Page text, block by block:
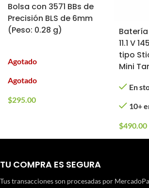
Bolsa con 3571 BBs de
Precisión BLS de 6mm
(Peso: 0.28 g)
Agotado
Agotado
$295.00
Batería
11.1 V
tipo
Mini
En
10+
$490.00
TU COMPRA ES SEGURA
Tus transacciones son procesadas por